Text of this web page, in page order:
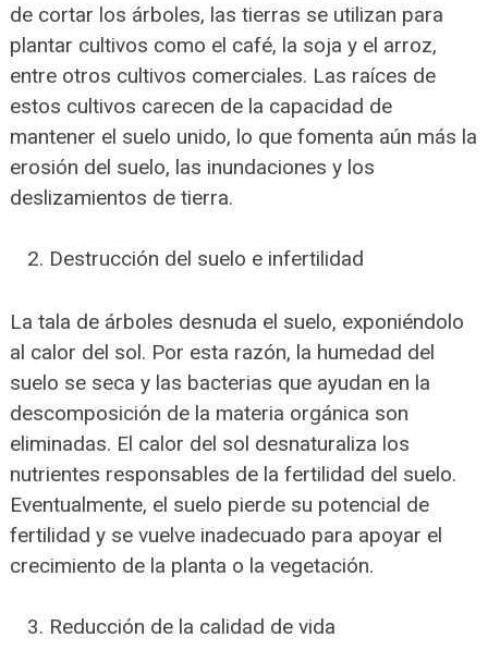
de cortar los árboles, las tierras se utilizan para
plantar cultivos como el café, la soja y el arroz,
entre otros cultivos comerciales. Las raíces de
estos cultivos carecen de la capacidad de
mantener el suelo unido, lo que fomenta aún más la
erosión del suelo, las inundaciones y los
deslizamientos de tierra.
Destrucción del suelo e infertilidad
La tala de árboles desnuda el suelo, exponiéndolo
al calor del sol. Por esta razón, la humedad del
suelo se seca y las bacterias que ayudan en la
descomposición de la materia orgánica son
eliminadas. El calor del sol desnaturaliza los
nutrientes responsables de la fertilidad del suelo.
Eventualmente, el suelo pierde su potencial de
fertilidad y se vuelve inadecuado para apoyar el
crecimiento de la planta o la vegetación.
Reducción de la calidad de vida